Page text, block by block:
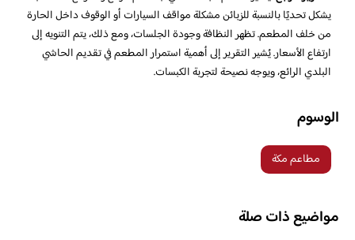
يشكل تحديًا بالنسبة للزبائن مشكلة مواقف السيارات أو الوقوف داخل الحارة
من خلف المطعم. تظهر النظافة وجودة الجلسات، ومع ذلك، يتم التنويه إلى
ارتفاع الأسعار. يُشير التقرير إلى أهمية استمرار المطعم في تقديم الحاشي
البلدي الرائع، ويوجه نصيحة لتجربة الكبسات.
الوسوم
مطاعم مكة
مواضيع ذات صلة